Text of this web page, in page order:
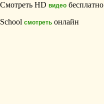
Смотреть HD видео бесплатно
School смотреть онлайн